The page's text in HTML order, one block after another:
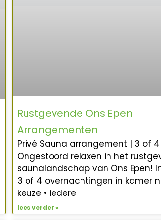
Rustgevende Ons Epen
Arrangementen
Privé Sauna arrangement | 3 of
Ongestoord relaxen in het
saunalandschap van Ons Epen!
3 of 4 overnachtingen in kamer
keuze • iedere
lees verder »